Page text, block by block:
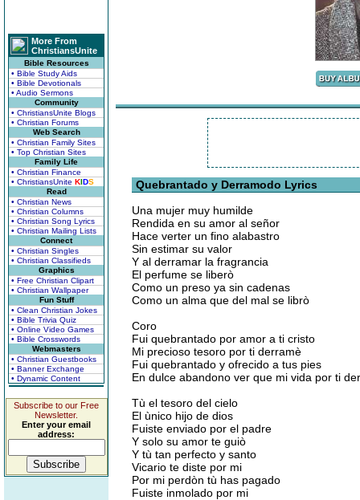
More From
ChristiansUnite
Bible Resources
• Bible Study Aids
• Bible Devotionals
• Audio Sermons
Community
• ChristiansUnite Blogs
• Christian Forums
Web Search
• Christian Family Sites
• Top Christian Sites
Family Life
• Christian Finance
• ChristiansUnite KIDS
Read
• Christian News
• Christian Columns
• Christian Song Lyrics
• Christian Mailing Lists
Connect
• Christian Singles
• Christian Classifieds
Graphics
• Free Christian Clipart
• Christian Wallpaper
Fun Stuff
• Clean Christian Jokes
• Bible Trivia Quiz
• Online Video Games
• Bible Crosswords
Webmasters
• Christian Guestbooks
• Banner Exchange
• Dynamic Content
Subscribe to our Free
Newsletter.
Enter your email
address:
Quebrantado y Derramodo Lyrics
Una mujer muy humilde
Rendida en su amor al señor
Hace verter un fino alabastro
Sin estimar su valor
Y al derramar la fragrancia
El perfume se liberò
Como un preso ya sin cadenas
Como un alma que del mal se librò
Coro
Fui quebrantado por amor a ti cristo
Mi precioso tesoro por ti derramè
Fui quebrantado y ofrecido a tus pies
En dulce abandono ver que mi vida por ti
Tù el tesoro del cielo
El ùnico hijo de dios
Fuiste enviado por el padre
Y solo su amor te guiò
Y tù tan perfecto y santo
Vicario te diste por mi
Por mi perdòn tù has pagado
Fuiste inmolado por mi